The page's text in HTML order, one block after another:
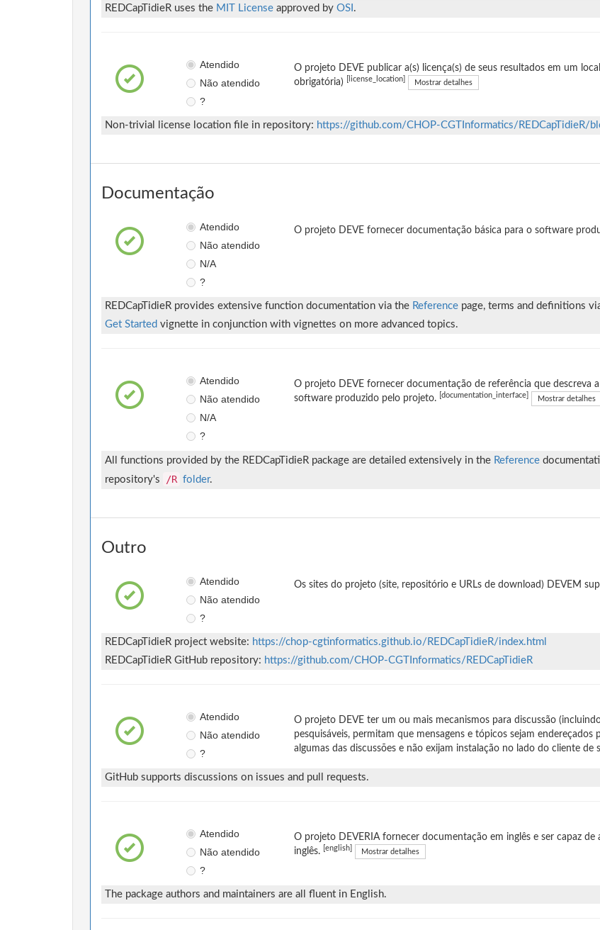
REDCapTidieR uses the MIT License approved by OSI .
Atendido
Não atendido
?
O projeto DEVE publicar a(s) licença(s) de seus resultados em um
obrigatória)
[license_location] Mostrar detalhes
Non-trivial license location file in repository: https://github.com/CHOP-CGTInformatics/REDCapTidieR/
Documentação
Atendido
Não atendido
N/A
?
O projeto DEVE fornecer documentação básica para o software
REDCapTidieR provides extensive function documentation via the Reference page, terms and definitions
Get Started vignette in conjunction with vignettes on more advanced topics.
Atendido
Não atendido
N/A
?
O projeto DEVE fornecer documentação de referência que descreva
software produzido pelo projeto.
[documentation_interface] Mostrar detalhes
All functions provided by the REDCapTidieR package are detailed extensively in the Reference
repository's
/R folder.
Outro
Atendido
Não atendido
?
Os sites do projeto (site, repositório e URLs de download) DEVEM
REDCapTidieR project website: https://chop-cgtinformatics.github.io/REDCapTidieR/index.html
REDCapTidieR GitHub repository: https://github.com/CHOP-CGTInformatics/REDCapTidieR
Atendido
Não atendido
?
O projeto DEVE ter um ou mais mecanismos para discussão
pesquisáveis, permitam que mensagens e tópicos sejam
algumas das discussões e não exijam instalação no lado do cliente
GitHub supports discussions on issues and pull requests.
Atendido
Não atendido
?
O projeto DEVERIA fornecer documentação em inglês e ser capaz
inglês.
[english] Mostrar detalhes
The package authors and maintainers are all fluent in English.